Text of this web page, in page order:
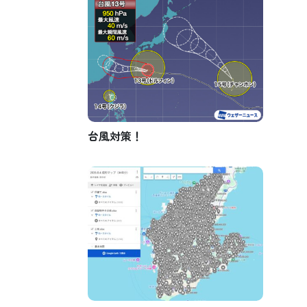
台風対策！